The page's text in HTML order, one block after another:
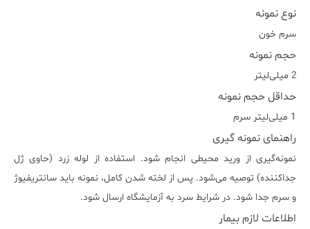
نوع نمونه
سرم خون
حجم نمونه
2 میلی‌لیتر
حداقل حجم نمونه
1 میلی‌لیتر سرم
راهنمای نمونه گیری
نمونه‌گیری از ورید محیطی انجام شود. استفاده از لوله زرد (حاوی ژل
جداکننده) توصیه می‌شود. پس از لخته شدن کامل، نمونه باید سانتریفیوژ
و سرم جدا شود. در شرایط سرد به آزمایشگاه ارسال شود.
اطلاعات لازم بیمار